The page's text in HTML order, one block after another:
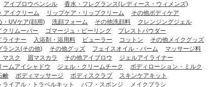
アイブロウペンシル
香水・フレグランス(レディース・ウィメンズ)
アイクリーム リップケア・リップクリーム
その他ボディケア
・UVケア(顔用) 洗顔フォーム その他洗顔料
クレンジングジェル
クリムーバー ゴマージュ・ピーリング
プレストパウダー
ライナー 入浴剤・浴用料 ビューラー コットン
その他メイクグッズ
ランス(その他) その他グッズ フェイスオイル・バーム
マッサージ料
マスク 眉マスカラ その他アイブロウ
ジェルアイライナー
ームアイシャドウ ジェル・クリームチーク
ボディローション・ミルク
鹸 ボディマッサージ ボディスクラブ
スキンケアキット
ライアル・トラベルキット パフ・スポンジ
メイクブラシ